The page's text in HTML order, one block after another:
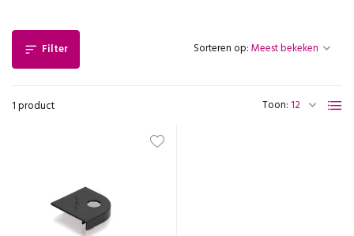
Filter
1 product Toon:
Sorteren op: